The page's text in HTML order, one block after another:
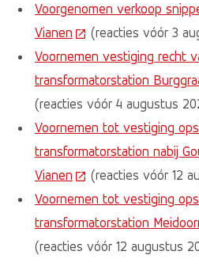
Voorgenomen verkoop
Vianen (Deze link gaat naar
(reacties vóór 3
Voornemen vestiging recht
transformatorstation
(reacties vóór 4 augustus
Voornemen tot vestiging
transformatorstation nabij
Vianen (Deze link gaat naar
(reacties vóór 12
Voornemen tot vestiging
transformatorstation
(reacties vóór 12 augustus